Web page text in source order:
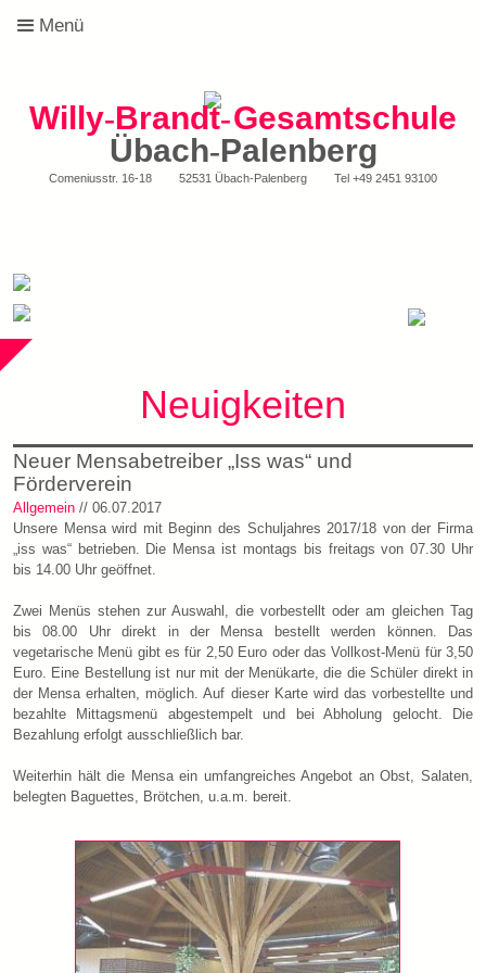
Menü
Willy-Brandt-Gesamtschule
Übach-Palenberg
Comeniusstr. 16-18 52531 Übach-Palenberg Tel +49 2451 93100
Neuigkeiten
Neuer Mensabetreiber „Iss was“ und
Förderverein
Allgemein // 06.07.2017
Unsere Mensa wird mit Beginn des Schuljahres 2017/18 von der Firma
„iss was“ betrieben. Die Mensa ist montags bis freitags von 07.30 Uhr
bis 14.00 Uhr geöffnet.
Zwei Menüs stehen zur Auswahl, die vorbestellt oder am gleichen Tag
bis 08.00 Uhr direkt in der Mensa bestellt werden können. Das
vegetarische Menü gibt es für 2,50 Euro oder das Vollkost-Menü für 3,50
Euro. Eine Bestellung ist nur mit der Menükarte, die die Schüler direkt in
der Mensa erhalten, möglich. Auf dieser Karte wird das vorbestellte und
bezahlte Mittagsmenü abgestempelt und bei Abholung gelocht. Die
Bezahlung erfolgt ausschließlich bar.
Weiterhin hält die Mensa ein umfangreiches Angebot an Obst, Salaten,
belegten Baguettes, Brötchen, u.a.m. bereit.